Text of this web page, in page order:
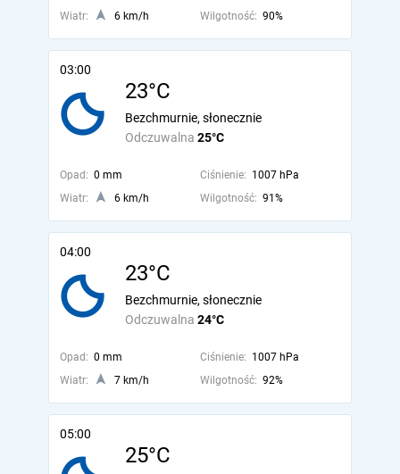
Wiatr:
6 km/h Wilgotność: 90%
03:00
23°C
Odczuwalna 25°C
Bezchmurnie, słonecznie
Opad: 0 mm Ciśnienie: 1007 hPa
Wiatr:
6 km/h Wilgotność: 91%
04:00
23°C
Odczuwalna 24°C
Bezchmurnie, słonecznie
Opad: 0 mm Ciśnienie: 1007 hPa
Wiatr:
7 km/h Wilgotność: 92%
05:00
25°C